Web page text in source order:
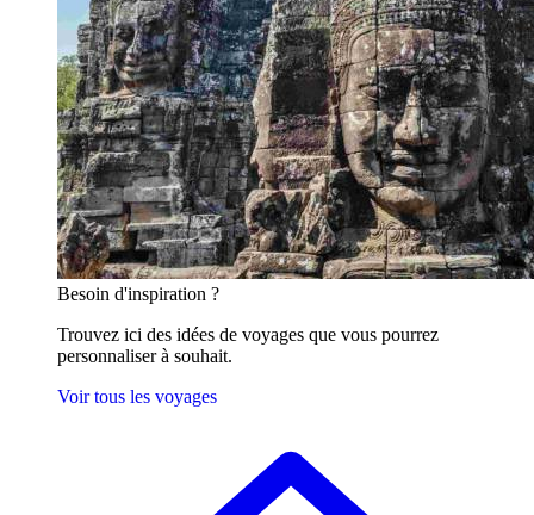
Besoin d'inspiration ?
Trouvez ici des idées de voyages que vous pourrez
personnaliser à souhait.
Voir tous les voyages